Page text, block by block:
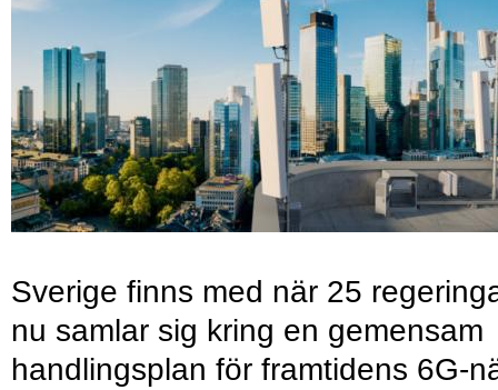
Sverige finns med när 25
nu samlar sig kring en gemensam
handlingsplan för framtidens 6G-